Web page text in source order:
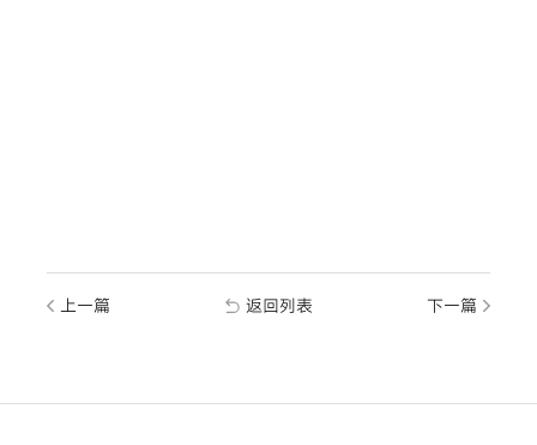
上一篇 返回列表 下一篇